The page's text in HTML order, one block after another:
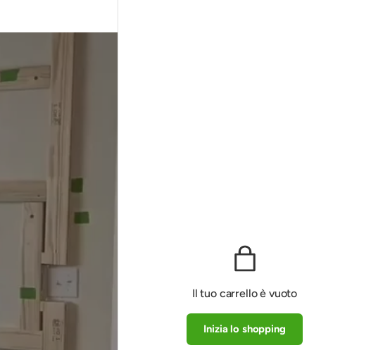
Il tuo carrello è vuoto
Inizia lo shopping